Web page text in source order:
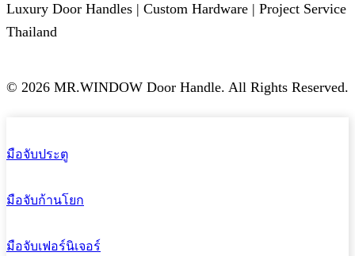
© 2026 MR.WINDOW Door Handle. All Rights Reserved.
Luxury Door Handles | Custom Hardware | Project Service
Thailand
มือจับประตู
มือจับก้านโยก
มือจับเฟอร์นิเจอร์